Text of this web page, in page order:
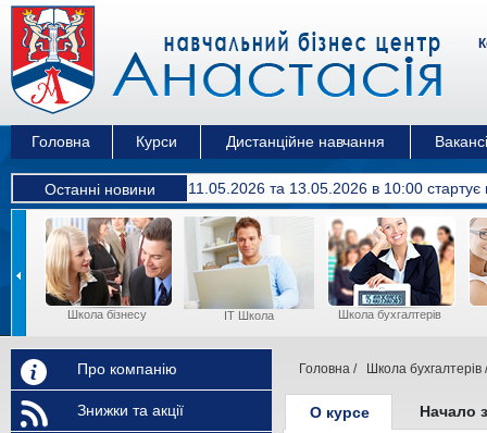
Головна Курси Дистанційне навчання
Останні новини 11.05.2026 та 13.05.2026 в 10:00
Школа бізнесу IT Школа Школа бухгалтерів
Про компанію
Знижки та акції
Головна / Школа бухгалтерів /
О курсе Начало